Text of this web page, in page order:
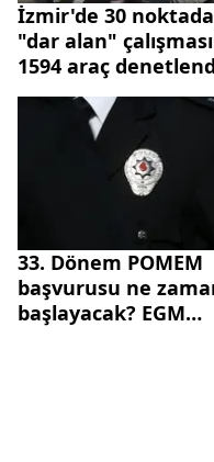
İzmir'de 30 noktada
"dar alan"
1594 araç
33. Dönem POMEM
başvurusu ne
başlayacak? EGM